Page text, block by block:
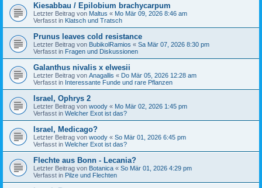
Kiesabbau / Epilobium brachycarpum
Letzter Beitrag von Maltus « Mo Mär 09, 2026 8:46 am
Verfasst in Klatsch und Tratsch
Prunus leaves cold resistance
Letzter Beitrag von BubikolRamios « Sa Mär 07, 2026 8:30 pm
Verfasst in Fragen und Diskussionen
Galanthus nivalis x elwesii
Letzter Beitrag von Anagallis « Do Mär 05, 2026 12:28 am
Verfasst in Interessante Funde und rare Pflanzen
Israel, Ophrys 2
Letzter Beitrag von woody « Mo Mär 02, 2026 1:45 pm
Verfasst in Welcher Exot ist das?
Israel, Medicago?
Letzter Beitrag von woody « So Mär 01, 2026 6:45 pm
Verfasst in Welcher Exot ist das?
Flechte aus Bonn - Lecania?
Letzter Beitrag von Botanica « So Mär 01, 2026 4:29 pm
Verfasst in Pilze und Flechten